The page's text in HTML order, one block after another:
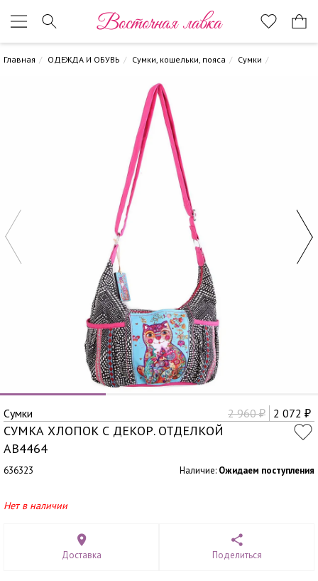
Восточная лавка
Главная ОДЕЖДА И ОБУВЬ Сумки, кошельки, пояса Сумки
Сумки 2 960₽ 2 072 ₽
СУМКА ХЛОПОК С ДЕКОР. ОТДЕЛКОЙ
АВ4464
636323 Наличие: Ожидаем поступления
Нет в наличии
Доставка Поделиться